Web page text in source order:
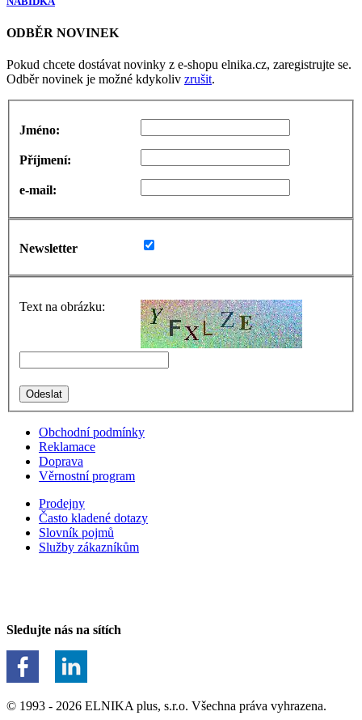
ODBĚR NOVINEK
Pokud chcete dostávat novinky z e-shopu elnika.cz, zaregistrujte se.
Odběr novinek je možné kdykoliv zrušit.
Jméno:
Příjmení:
e-mail:
Newsletter
Text na obrázku:
Obchodní podmínky
Reklamace
Doprava
Věrnostní program
Prodejny
Často kladené dotazy
Slovník pojmů
Služby zákazníkům
Sledujte nás na sítích
© 1993 - 2026 ELNIKA plus, s.r.o. Všechna práva vyhrazena.